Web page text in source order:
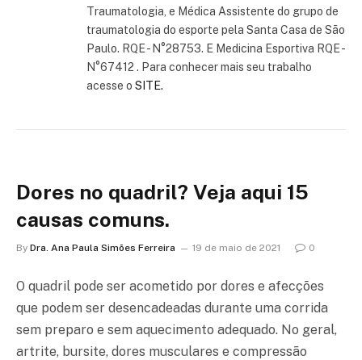
Traumatologia, e Médica Assistente do grupo de
traumatologia do esporte pela Santa Casa de São
Paulo. RQE - N°28753. E Medicina Esportiva RQE -
N°67412 . Para conhecer mais seu trabalho
acesse o SITE.
Dores no quadril? Veja aqui 15
causas comuns.
By Dra. Ana Paula Simões Ferreira 19 de maio de 2021 0
O quadril pode ser acometido por dores e afecções
que podem ser desencadeadas durante uma corrida
sem preparo e sem aquecimento adequado. No geral,
artrite, bursite, dores musculares e compressão